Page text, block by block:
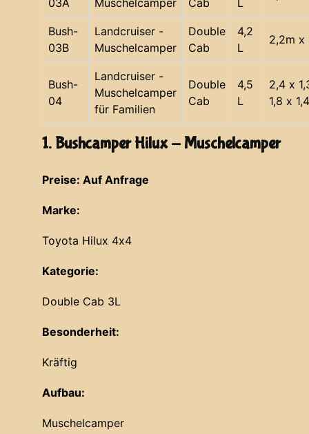
03A Muschelcamper Cab L
Bush-
03B
Landcruiser -
Muschelcamper
Double
Cab
4,2
L
2,2m x
Bush-
04
Landcruiser -
Muschelcamper
für Familien
Double
Cab
4,5
L
2,4 x
1,8 x
1. Bushcamper Hilux - Muschelcamper
Preise: Auf Anfrage
Marke:
Toyota Hilux 4x4
Kategorie:
Double Cab 3L
Besonderheit:
Kräftig
Aufbau:
Muschelcamper